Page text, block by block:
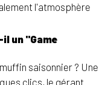
l'atmosphère
un "Game
saisonnier ? Une
clics, le gérant